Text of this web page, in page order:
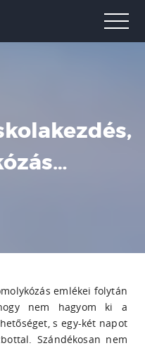
emlékei folytán
nem hagyom ki a
s egy-két napot
Szándékosan nem